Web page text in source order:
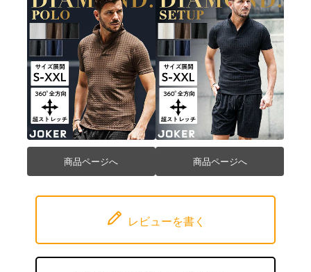
商品ページへ 商品ページへ
レビューを書く